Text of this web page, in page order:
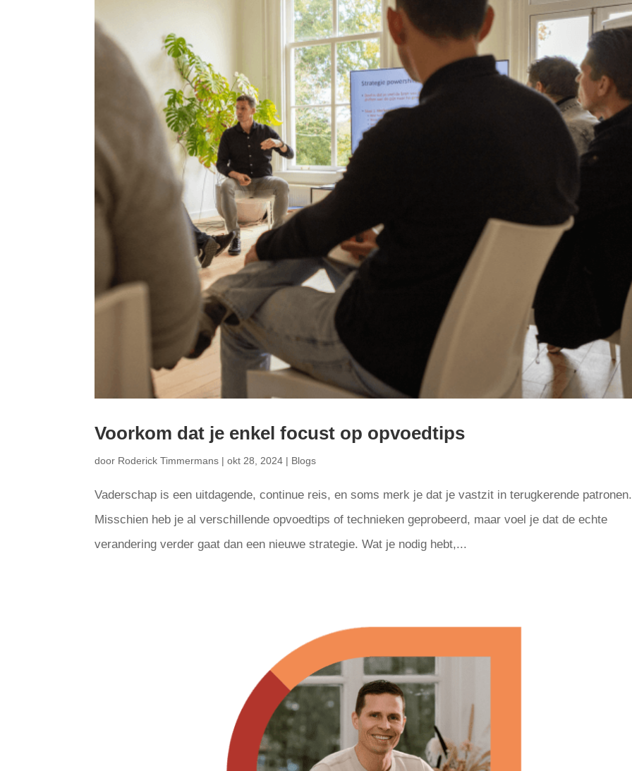
Voorkom dat je enkel focust op opvoedtips
door Roderick Timmermans |okt 28, 2024 | Blogs
Vaderschap is een uitdagende, continue reis, en soms merk je dat je vastzit in terugkerende patronen.
Misschien heb je al verschillende opvoedtips of technieken geprobeerd, maar voel je dat de echte
verandering verder gaat dan een nieuwe strategie. Wat je nodig hebt,...